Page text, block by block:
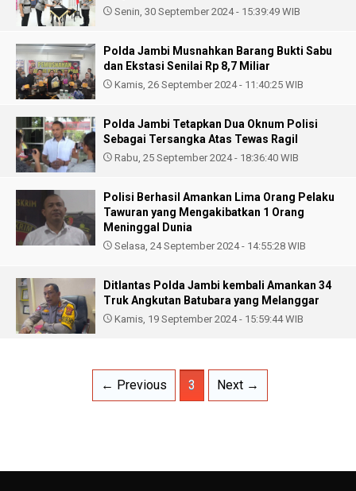
Senin, 30 September 2024 - 15:39:49 WIB
Polda Jambi Musnahkan Barang Bukti Sabu
dan Ekstasi Senilai Rp 8,7 Miliar
Kamis, 26 September 2024 - 11:40:25 WIB
Polda Jambi Tetapkan Dua Oknum Polisi
Sebagai Tersangka Atas Tewas Ragil
Rabu, 25 September 2024 - 18:36:40 WIB
Polisi Berhasil Amankan Lima Orang Pelaku
Tawuran yang Mengakibatkan 1 Orang
Meninggal Dunia
Selasa, 24 September 2024 - 14:55:28 WIB
Ditlantas Polda Jambi kembali Amankan 34
Truk Angkutan Batubara yang Melanggar
Kamis, 19 September 2024 - 15:59:44 WIB
← Previous 3 Next →